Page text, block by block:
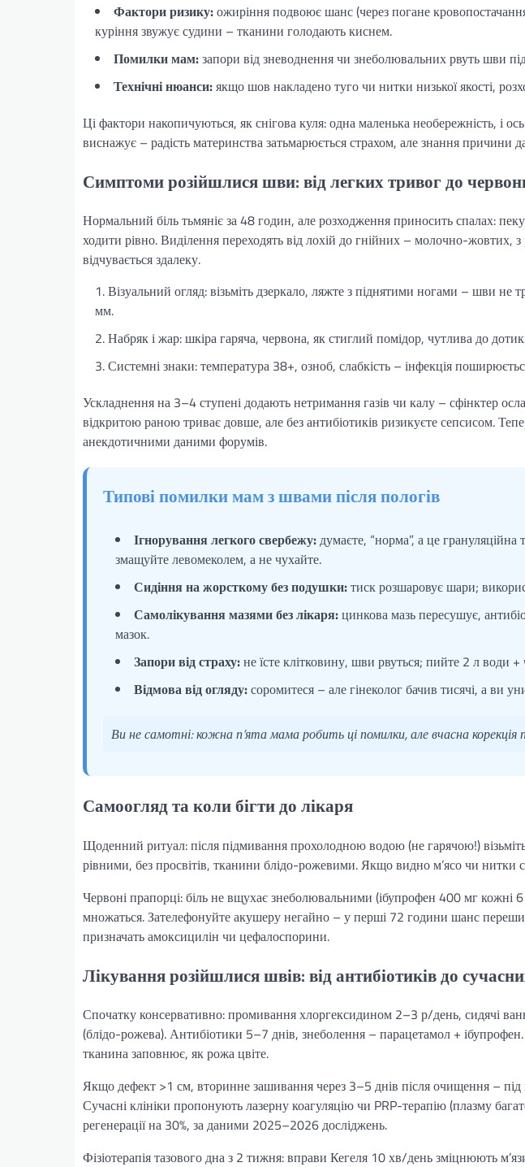
Фактори ризику:ожиріння подвоює шанс (через погане
куріння звужує судини – тканини голодають киснем.
Помилки мам:запори від зневоднення чи знеболювальних рвуть шви
Технічні нюанси:якщо шов накладено туго чи нитки низької якості,
Ці фактори накопичуються, як снігова куля: одна маленька необережність, і
виснажує – радість материнства затьмарюється страхом, але знання причини
Симптоми розійшлися шви: від легких тривог до
Нормальний біль тьмяніє за 48 годин, але розходження приносить спалах:
ходити рівно. Виділення переходять від лохій до гнійних – молочно-
відчувається здалеку.
Візуальний огляд: візьміть дзеркало, ляжте з піднятими ногами – шви
мм.
Набряк і жар: шкіра гаряча, червона, як стиглий помідор, чутлива до
Системні знаки: температура 38+, озноб, слабкість – інфекція
Ускладнення на 3–4 ступені додають нетримання газів чи калу – сфінктер
відкритою раною триває довше, але без антибіотиків ризикуєте сепсисом.
анекдотичними даними форумів.
Типові помилки мам з швами після пологів
Ігнорування легкого свербежу:думаєте, “норма”, а це грануляційна
змащуйте левомеколем, а не чухайте.
Сидіння на жорсткому без подушки:тиск розшаровує шари;
Самолікування мазями без лікаря:цинкова мазь пересушує,
мазок.
Запори від страху:не їсте клітковину, шви рвуться; пийте 2 л води
Відмова від огляду:соромитеся – але гінеколог бачив тисячі, а ви
Ви не самотні: кожна п’ята мама робить ці помилки, але вчасна корекція
Самоогляд та коли бігти до лікаря
Щоденний ритуал: після підмивання прохолодною водою (не гарячою!)
рівними, без просвітів, тканини блідо-рожевими. Якщо видно м’ясо чи нитки
Червоні прапорці: біль не вщухає знеболювальними (ібупрофен 400 мг кожні
множаться. Зателефонуйте акушеру негайно – у перші 72 години шанс
призначать амоксицилін чи цефалоспорини.
Лікування розійшлися швів: від антибіотиків до
Спочатку консервативно: промивання хлоргексидином 2–3 р/день, сидячі
(блідо-рожева). Антибіотики 5–7 днів, знеболення – парацетамол +
тканина заповнює, як рожа цвіте.
Якщо дефект >1 см, вторинне зашивання через 3–5 днів після очищення – під
Сучасні клініки пропонують лазерну коагуляцію чи PRP-терапію (плазму
регенерації на 30%, за даними 2025–2026 досліджень.
Фізіотерапія тазового дна з 2 тижня: вправи Кегеля 10 хв/день зміцнюють